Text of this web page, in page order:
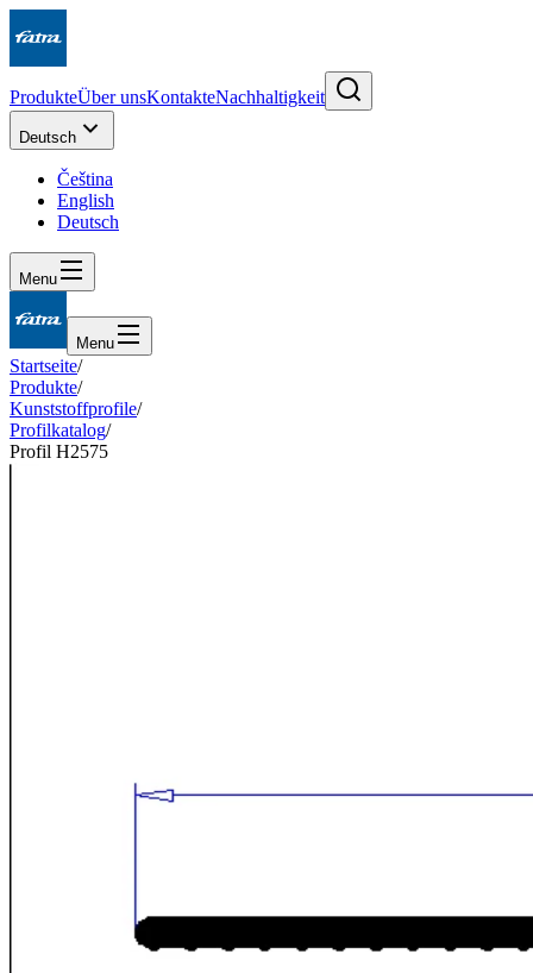
ProdukteÜber unsKontakteNachhaltigkeit
Deutsch
Čeština
English
Deutsch
Menu
Menu
Startseite/
Produkte/
Kunststoffprofile/
Profilkatalog/
Profil H2575